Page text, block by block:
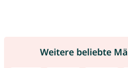
Weitere beliebte